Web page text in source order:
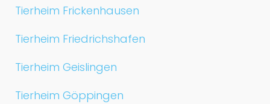
Tierheim Frickenhausen
Tierheim Friedrichshafen
Tierheim Geislingen
Tierheim Göppingen